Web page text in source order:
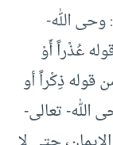
وحى الله-
عُذْراً أَوْ
قوله ذِكْراً أو
الله- تعالى-